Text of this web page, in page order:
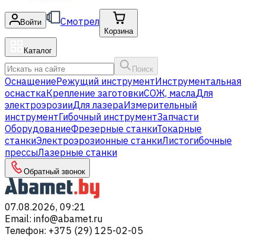
Войти Смотрел
Корзина
Каталог
Поиск
ОснащениеРежущий инструментИнструментальная
оснасткаКрепление заготовкиСОЖ, маслаДля
электроэрозииДля лазераИзмерительный
инструментГибочный инструментЗапчасти
ОборудованиеФрезерные станкиТокарные
станкиЭлектроэрозионные станкиЛистогибочные
прессыЛазерные станки
Обратный звонок
07.08.2026, 09:21
Email: info@abamet.ru
Телефон: +375 (29) 125-02-05